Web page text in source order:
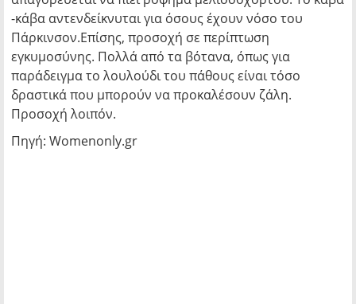
-κάβα αντενδείκνυται για όσους έχουν νόσο του
Πάρκινσον.Επίσης, προσοχή σε περίπτωση
εγκυμοσύνης. Πολλά από τα βότανα, όπως για
παράδειγμα το λουλούδι του πάθους είναι τόσο
δραστικά που μπορούν να προκαλέσουν ζάλη.
Προσοχή λοιπόν.
Πηγή: Womenonly.gr